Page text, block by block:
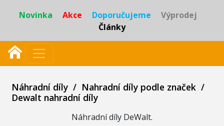
Novinka Akce Doporučujeme
Výprodej
Články
Náhradní díly / Nahradní díly podle značek /
Dewalt nahradní díly
Náhradní díly DeWalt.